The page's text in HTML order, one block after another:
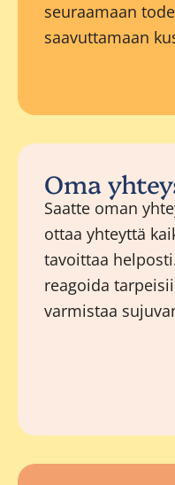
seuraamaan
saavuttamaan
Oma
Saatte oman
ottaa yhteyttä
tavoittaa
reagoida
varmistaa